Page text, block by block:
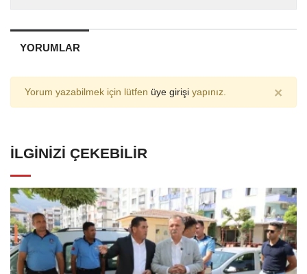
YORUMLAR
Yorum yazabilmek için lütfen üye girişi yapınız. ×
İLGINIZI ÇEKEBILIR